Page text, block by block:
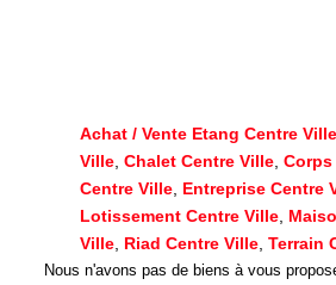
Achat / Vente Etang Centre Ville
Ville Chalet Centre Ville Corps
Centre Ville Entreprise Centre
Lotissement Centre Ville
Ville Riad Centre Ville Terrain
Nous n'avons pas de biens à vous